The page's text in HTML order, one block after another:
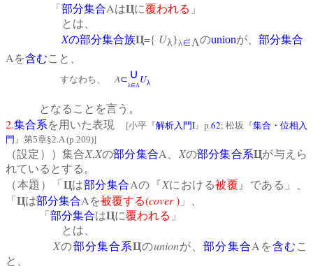
「 部分集合AはЦに覆われる 」
とは、
Xの部分集合族Ц={ Uλ}λ∈Λのunionが、 部分集合
A を含むこと、
すなわち、 A⊂ ∪ Uλ
λ∈Λ
となることを言う。
2.集合系を用いた表現 [小平『解析入門I』 p.62; 松坂『集合・位相入
門 』第5章§2.A (p.209)]
（設定））集合X,Xの部分集合A Xの部分集合系Цが与えら
れているとする。
（本題）「 Цは部分集合Aの『Xにおける被覆 』である」、
「 Цは部分集合A を被覆する(cover) 」、
「 部分集合はЦに覆われる 」
とは、
Xの部分集合系Цのunionが、部分集合A を含む こ
と、